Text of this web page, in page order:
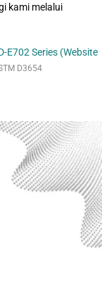
kami melalui
E702 Series (Website
D3654